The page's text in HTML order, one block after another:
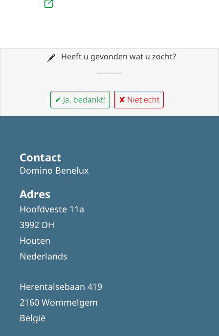
Heeft u gevonden wat u zocht?
✔ Ja, bedankt! ✘ Niet echt
Contact
Domino Benelux
Adres
Hoofdveste 11a
3992 DH
Houten
Nederlands
Herentalsebaan 419
2160 Wommelgem
België